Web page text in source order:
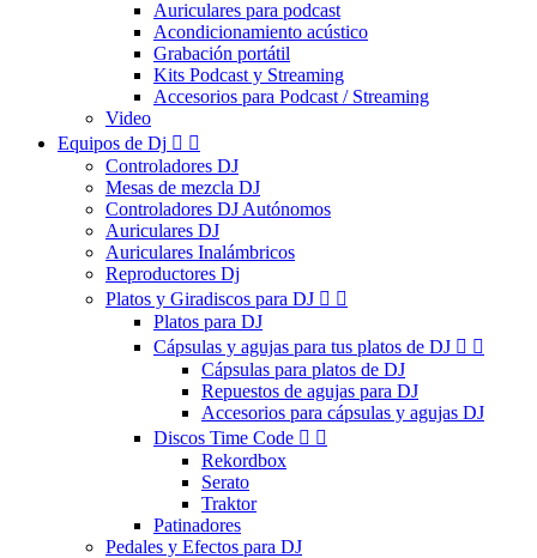
Auriculares para podcast
Acondicionamiento acústico
Grabación portátil
Kits Podcast y Streaming
Accesorios para Podcast / Streaming
Video
Equipos de Dj  
Controladores DJ
Mesas de mezcla DJ
Controladores DJ Autónomos
Auriculares DJ
Auriculares Inalámbricos
Reproductores Dj
Platos y Giradiscos para DJ  
Platos para DJ
Cápsulas y agujas para tus platos de DJ  
Cápsulas para platos de DJ
Repuestos de agujas para DJ
Accesorios para cápsulas y agujas DJ
Discos Time Code  
Rekordbox
Serato
Traktor
Patinadores
Pedales y Efectos para DJ